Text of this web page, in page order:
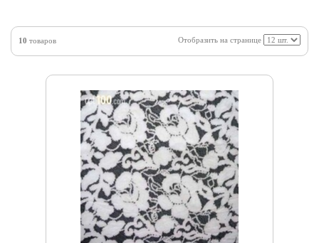
10 товаров Отобразить на странице